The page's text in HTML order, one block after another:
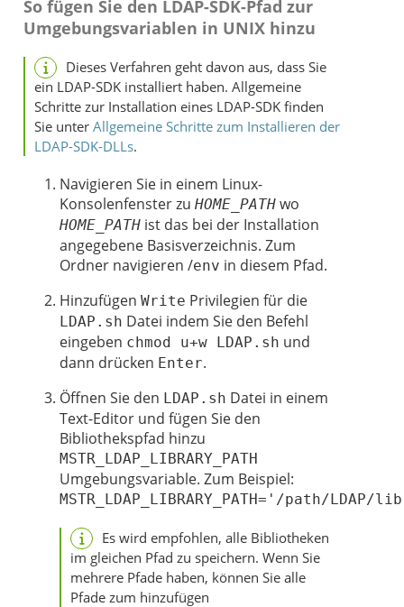
So fügen Sie den LDAP-SDK-Pfad zur
Umgebungsvariablen in UNIX hinzu
Dieses Verfahren geht davon aus, dass Sie
ein LDAP-SDK installiert haben. Allgemeine
Schritte zur Installation eines LDAP-SDK finden
Sie unter Allgemeine Schritte zum Installieren der
LDAP-SDK-DLLs.
Navigieren Sie in einem Linux-
Konsolenfenster zu HOME_PATH wo
HOME_PATH ist das bei der Installation
angegebene Basisverzeichnis. Zum
Ordner navigieren /env in diesem Pfad.
Hinzufügen Write Privilegien für die
LDAP.sh Datei indem Sie den Befehl
eingeben chmod u+w LDAP.sh und
dann drücken Enter.
Öffnen Sie den LDAP.sh Datei in einem
Text-Editor und fügen Sie den
Bibliothekspfad hinzu
MSTR_LDAP_LIBRARY_PATH
Umgebungsvariable. Zum Beispiel:
MSTR_LDAP_LIBRARY_PATH='/path/LDAP/
Es wird empfohlen, alle Bibliotheken
im gleichen Pfad zu speichern. Wenn Sie
mehrere Pfade haben, können Sie alle
Pfade zum hinzufügen